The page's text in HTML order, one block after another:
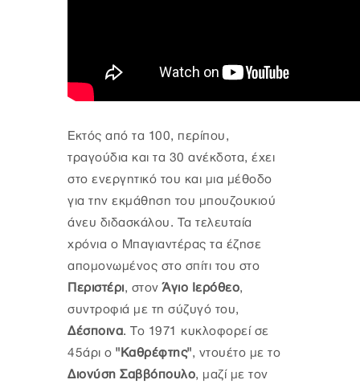
Εκτός από τα 100, περίπου,
τραγούδια και τα 30 ανέκδοτα, έχει
στο ενεργητικό του και μια μέθοδο
για την εκμάθηση του μπουζουκιού
άνευ διδασκάλου. Τα τελευταία
χρόνια ο Μπαγιαντέρας τα έζησε
απομονωμένος στο σπίτι του στο
Περιστέρι, στονΆγιο Ιερόθεο,
συντροφιά με τη σύζυγό του,
Δέσποινα. Το 1971 κυκλοφορεί σε
45άρι ο "Καθρέφτης", ντουέτο με το
Διονύση Σαββόπουλο, μαζί με τον